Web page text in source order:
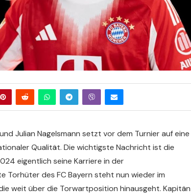
Julian Nagelsmann setzt vor dem Turnier auf eine
Qualität. Die wichtigste Nachricht ist die
eigentlich seine Karriere in der
des FC Bayern steht nun wieder im
weit über die Torwartposition hinausgeht. Kapitän